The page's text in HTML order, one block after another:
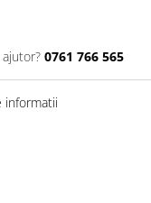
0761 766 565
informatii